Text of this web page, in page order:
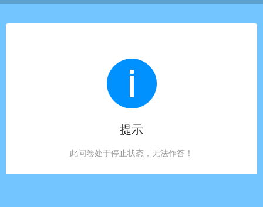
提示
此问卷处于停止状态，无法作答！